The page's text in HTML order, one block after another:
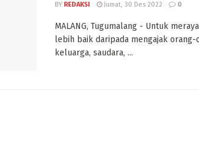
BY REDAKSI Jumat, 30 Des 2022 0
MALANG, Tugumalang - Untuk
lebih baik daripada mengajak
keluarga, saudara, ...